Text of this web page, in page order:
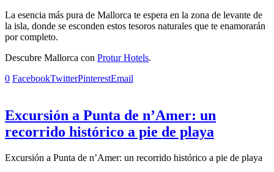
La esencia más pura de Mallorca te espera en la zona de levante de
la isla, donde se esconden estos tesoros naturales que te enamorarán
por completo.
Descubre Mallorca con Protur Hotels.
0 FacebookTwitterPinterestEmail
Excursión a Punta de n’Amer: un
recorrido histórico a pie de playa
Excursión a Punta de n’Amer: un recorrido histórico a pie de playa